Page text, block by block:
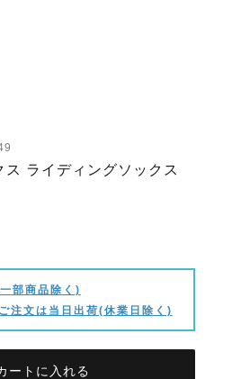
ライディングソックス
部商品除く)
注文は当日出荷(休業日除く)
ートに入れる